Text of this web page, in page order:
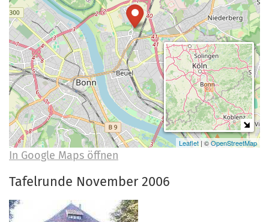
a
n
d
r
-
A
n
m
e
l
d
u
Leaflet | ©OpenStreetMap
In Google Maps öffnen
Tafelrunde November 2006